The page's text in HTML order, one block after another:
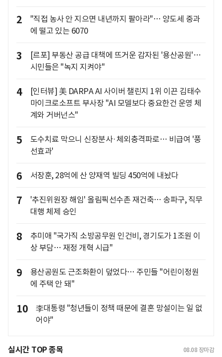
2
"직접 농사 안 지으면 내년까지 팔아라"… 양도세 중과
에 떨고 있는 6070
3
[르포] 부동산 공급 대책에 뜨거운 감자된 '용산공원'…
시민들은 "녹지 지켜야"
4
[인터뷰] 美 DARPA AI 사이버 챌린지 1위 이끈 김태수
마이크로소프트 부사장 "AI 모델보다 중요한건 운영 체
계와 거버넌스"
5
도수치료 막으니 신장분사·체외충격파로… 비급여 '풍
선효과'
6 서장훈, 28억에 산 양재역 빌딩 450억에 내놨다
7
'추진위원장 해임' 올림픽선수촌 재건축… 송파구, 직무
대행 체제 승인
8
추미애 "국가직 소방공무원 인건비, 경기도가 1조원 이
상 부담… 재정 개혁 시급"
9
용산공원도 근조화환이 덮었다… 주민들 "어린이정원
에 주택 안 돼"
10
李대통령 "청년들이 정책 때문에 결혼 망설이는 일 없
어야"
실시간 TOP 종목 08.08 장마감